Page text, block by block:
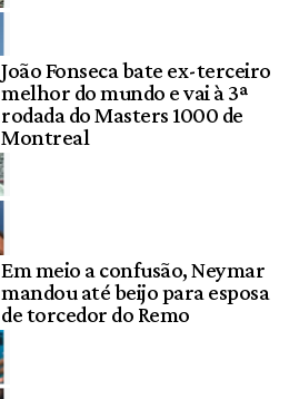
João Fonseca bate ex-terceiro
melhor do mundo e vai à 3ª
rodada do Masters 1000 de
Montreal
Em meio a confusão, Neymar
mandou até beijo para esposa
de torcedor do Remo